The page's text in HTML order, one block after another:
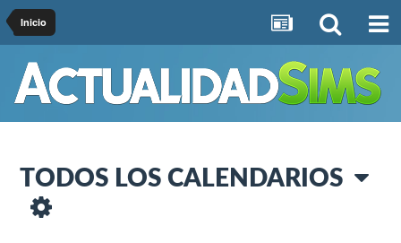
Inicio
TODOS LOS CALENDARIOS